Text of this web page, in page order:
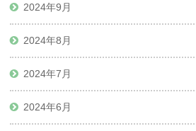
2024年9月
2024年8月
2024年7月
2024年6月